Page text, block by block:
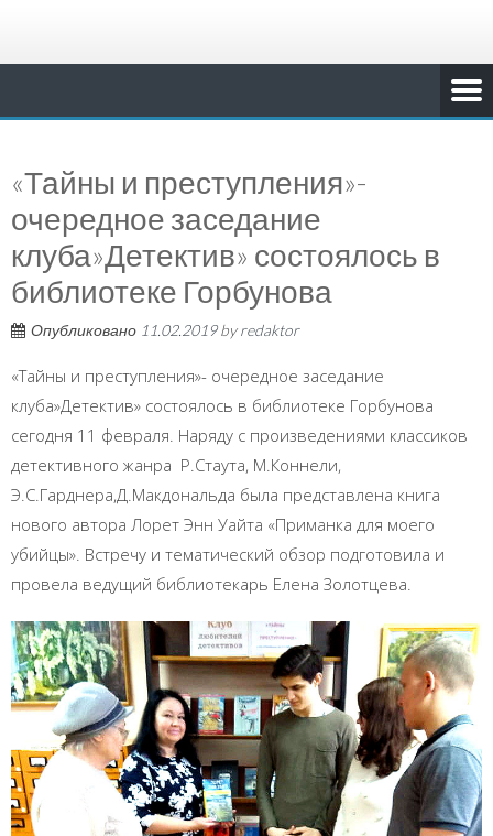
«Тайны и преступления»-
очередное заседание
клуба»Детектив» состоялось в
библиотеке Горбунова
Опубликовано 11.02.2019byredaktor
«Тайны и преступления»- очередное заседание
клуба»Детектив» состоялось в библиотеке Горбунова
сегодня 11 февраля. Наряду с произведениями классиков
детективного жанра Р.Стаута, М.Коннели,
Э.С.Гарднера,Д.Макдональда была представлена книга
нового автора Лорет Энн Уайта «Приманка для моего
убийцы». Встречу и тематический обзор подготовила и
провела ведущий библиотекарь Елена Золотцева.